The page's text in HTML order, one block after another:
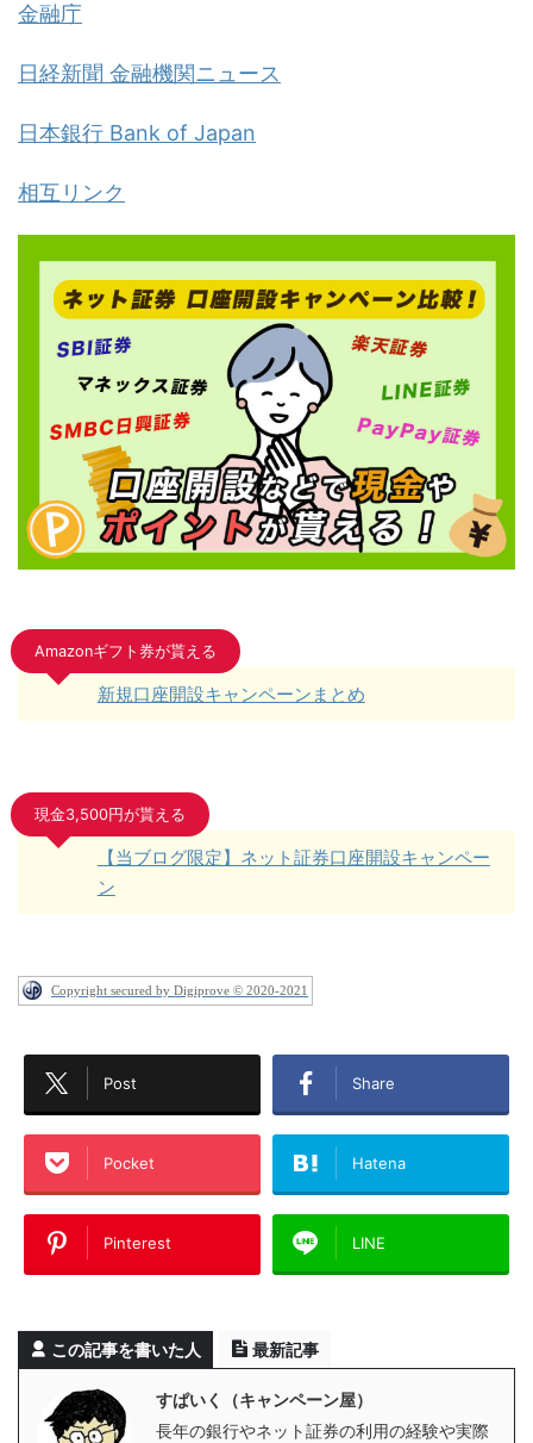
金融庁
日経新聞 金融機関ニュース
日本銀行 Bank of Japan
相互リンク
Amazonギフト券が貰える
新規口座開設キャンペーンまとめ
現金3,500円が貰える
【当ブログ限定】ネット証券口座開設キャンペー
ン
Copyright secured by Digiprove © 2020-2021
Post Share
Pocket Hatena
Pinterest LINE
この記事を書いた人 最新記事
すぱいく（キャンペーン屋）
長年の銀行やネット証券の利用の経験や実際